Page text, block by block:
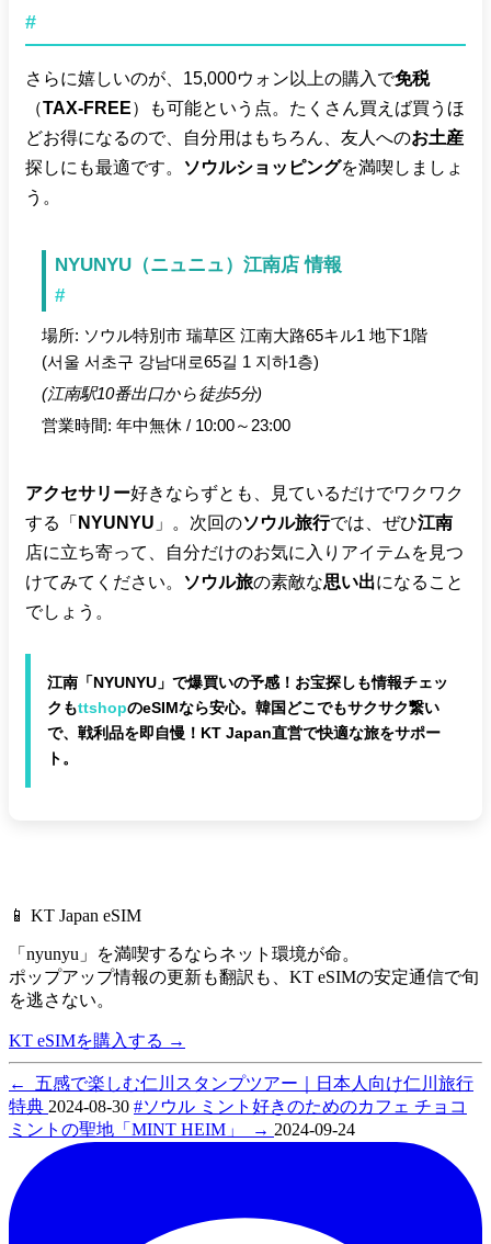
#
さらに嬉しいのが、15,000ウォン以上の購入で免税
（TAX-FREE）も可能という点。たくさん買えば買うほ
どお得になるので、自分用はもちろん、友人へのお土産
探しにも最適です。
ソウルショッピングを満喫しましょ
う。
NYUNYU（ニュニュ）江南店 情報
#
場所: ソウル特別市 瑞草区 江南大路65キル1 地下1階
(서울 서초구 강남대로65길 1 지하1층)
(江南駅10番出口から徒歩5分)
営業時間: 年中無休 / 10:00～23:00
アクセサリー好きならずとも、見ているだけでワクワク
する「 NYUNYU 」。次回のソウル旅行では、ぜひ江南
店に立ち寄って、自分だけのお気に入りアイテムを見つ
けてみてください。
ソウル旅の素敵な思い出になること
でしょう。
江南「NYUNYU」で爆買いの予感！お宝探しも情報チェッ
クもttshopのeSIMなら安心。韓国どこでもサクサク繋い
で、戦利品を即自慢！KT Japan直営で快適な旅をサポー
ト。
📱 KT Japan eSIM
「nyunyu」を満喫するならネット環境が命。
ポップアップ情報の更新も翻訳も、 KT eSIMの安定通信で旬
を逃さない。
KT eSIMを購入する →
←
五感で楽しむ仁川スタンプツアー｜日本人向け仁川旅行
特典 2024-08-30 #ソウル ミント好きのためのカフェ チョコ
ミントの聖地「MINT HEIM」
→ 2024-09-24